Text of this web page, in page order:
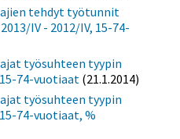
tehdyt työtunnit
IV - 2012/IV, 15-74-
työsuhteen tyypin
74-vuotiaat (21.1.2014)
työsuhteen tyypin
74-vuotiaat, %